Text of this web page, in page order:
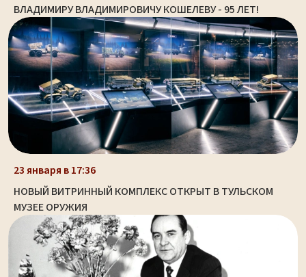
ВЛАДИМИРУ ВЛАДИМИРОВИЧУ КОШЕЛЕВУ - 95 ЛЕТ!
23 января в 17:36
НОВЫЙ ВИТРИННЫЙ КОМПЛЕКС ОТКРЫТ В ТУЛЬСКОМ
МУЗЕЕ ОРУЖИЯ